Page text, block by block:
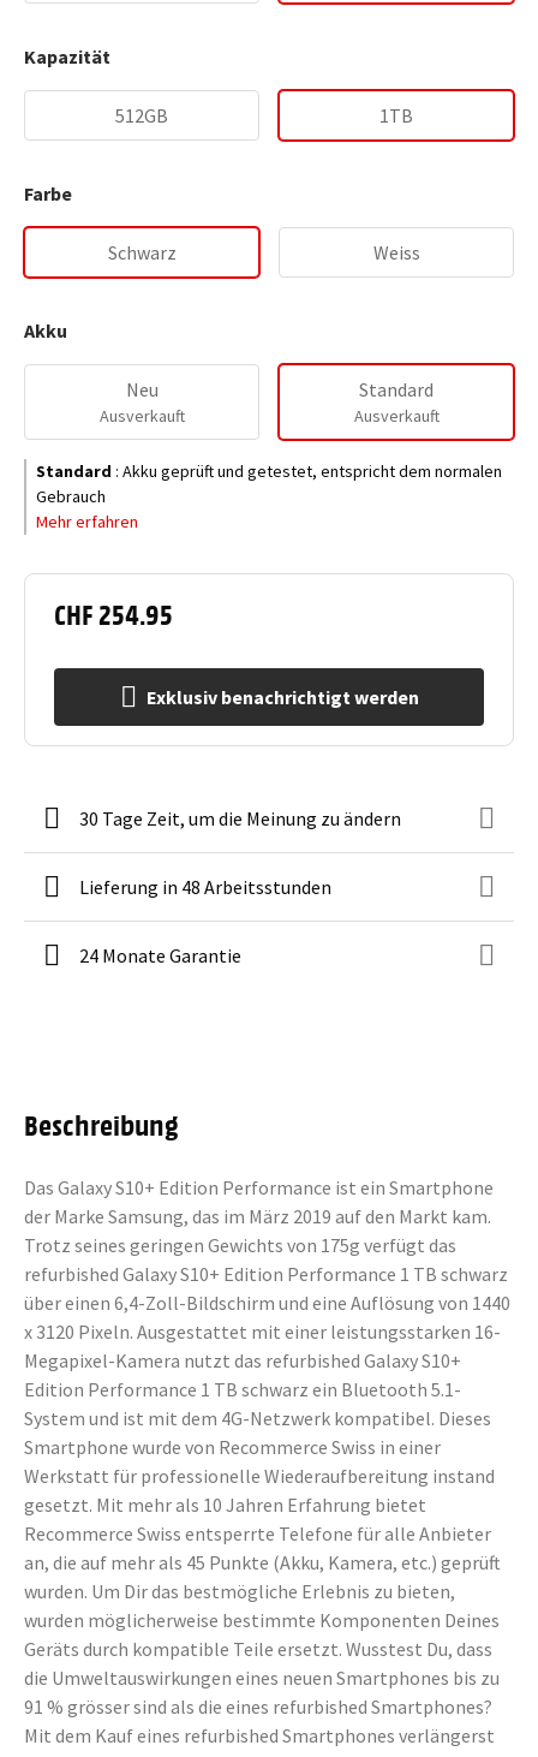
CHF 254.95
Exklusiv benachrichtigt werden
Kapazität
512GB 1TB
Farbe
Schwarz Weiss
Akku
Neu
Ausverkauft
Standard
Ausverkauft
Standard : Akku geprüft und getestet, entspricht dem normalen
Gebrauch
Mehr erfahren
30 Tage Zeit, um die Meinung zu ändern
Lieferung in 48 Arbeitsstunden
24 Monate Garantie
Beschreibung
Das Galaxy S10+ Edition Performance ist ein Smartphone
der Marke Samsung, das im März 2019 auf den Markt kam.
Trotz seines geringen Gewichts von 175g verfügt das
refurbished Galaxy S10+ Edition Performance 1 TB schwarz
über einen 6,4-Zoll-Bildschirm und eine Auflösung von 1440
x 3120 Pixeln. Ausgestattet mit einer leistungsstarken 16-
Megapixel-Kamera nutzt das refurbished Galaxy S10+
Edition Performance 1 TB schwarz ein Bluetooth 5.1-
System und ist mit dem 4G-Netzwerk kompatibel. Dieses
Smartphone wurde von Recommerce Swiss in einer
Werkstatt für professionelle Wiederaufbereitung instand
gesetzt. Mit mehr als 10 Jahren Erfahrung bietet
Recommerce Swiss entsperrte Telefone für alle Anbieter
an, die auf mehr als 45 Punkte (Akku, Kamera, etc.) geprüft
wurden. Um Dir das bestmögliche Erlebnis zu bieten,
wurden möglicherweise bestimmte Komponenten Deines
Geräts durch kompatible Teile ersetzt. Wusstest Du, dass
die Umweltauswirkungen eines neuen Smartphones bis zu
91 % grösser sind als die eines refurbished Smartphones?
Mit dem Kauf eines refurbished Smartphones verlängerst